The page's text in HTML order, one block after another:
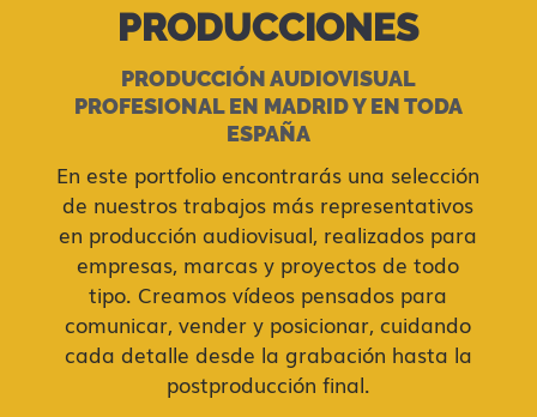
PRODUCCIONES
PRODUCCIÓN AUDIOVISUAL
PROFESIONAL EN MADRID Y EN TODA
ESPAÑA
En este portfolio encontrarás una selección
de nuestros trabajos más representativos
en producción audiovisual, realizados para
empresas, marcas y proyectos de todo
tipo. Creamos vídeos pensados para
comunicar, vender y posicionar, cuidando
cada detalle desde la grabación hasta la
postproducción final.